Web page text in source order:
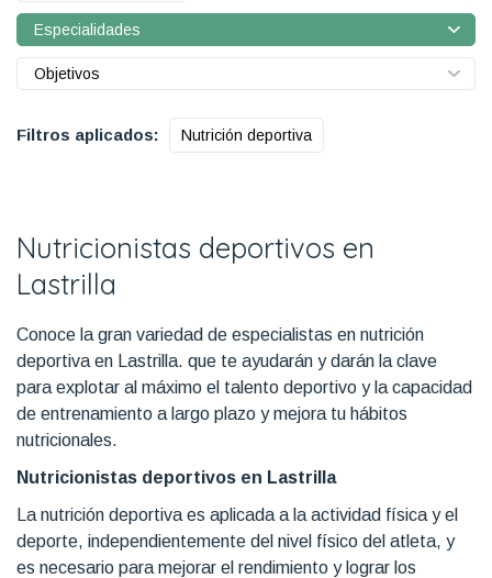
Especialidades
Objetivos
Filtros aplicados: Nutrición deportiva
Nutricionistas deportivos en
Lastrilla
Conoce la gran variedad de especialistas en nutrición
deportiva en Lastrilla. que te ayudarán y darán la clave
para explotar al máximo el talento deportivo y la capacidad
de entrenamiento a largo plazo y mejora tu hábitos
nutricionales.
Nutricionistas deportivos en Lastrilla
La nutrición deportiva es aplicada a la actividad física y el
deporte, independientemente del nivel físico del atleta, y
es necesario para mejorar el rendimiento y lograr los